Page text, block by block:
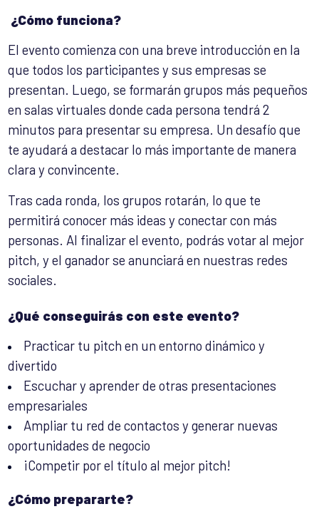
¿Cómo funciona?
El evento comienza con una breve introducción en la
que todos los participantes y sus empresas se
presentan. Luego, se formarán grupos más pequeños
en salas virtuales donde cada persona tendrá 2
minutos para presentar su empresa. Un desafío que
te ayudará a destacar lo más importante de manera
clara y convincente.
Tras cada ronda, los grupos rotarán, lo que te
permitirá conocer más ideas y conectar con más
personas. Al finalizar el evento, podrás votar al mejor
pitch, y el ganador se anunciará en nuestras redes
sociales.
¿Qué conseguirás con este evento?
Practicar tu pitch en un entorno dinámico y
divertido
Escuchar y aprender de otras presentaciones
empresariales
Ampliar tu red de contactos y generar nuevas
oportunidades de negocio
¡Competir por el título al mejor pitch!
¿Cómo prepararte?